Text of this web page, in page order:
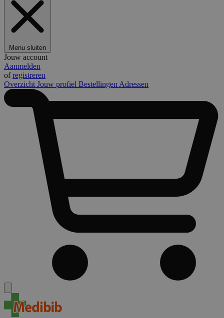
Menu sluiten
Jouw account
Aanmelden
ofregistreren
Overzicht Jouw profiel Bestellingen Adressen